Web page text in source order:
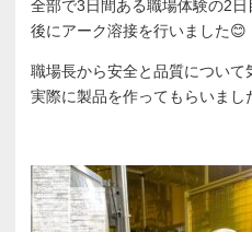
全部で3日間ある職場体験の2
後にアーク溶接を行いました😊
職場長から安全と品質について
実際に製品を作ってもらいまし